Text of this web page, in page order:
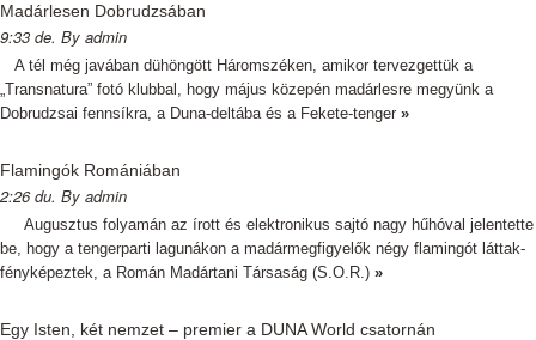
Madárlesen Dobrudzsában
9:33 de. By admin
A tél még javában dühöngött Háromszéken, amikor tervezgettük a
„Transnatura” fotó klubbal, hogy május közepén madárlesre megyünk a
Dobrudzsai fennsíkra, a Duna-deltába és a Fekete-tenger »
Flamingók Romániában
2:26 du. By admin
Augusztus folyamán az írott és elektronikus sajtó nagy hűhóval jelentette
be, hogy a tengerparti lagunákon a madármegfigyelők négy flamingót láttak-
fényképeztek, a Román Madártani Társaság (S.O.R.) »
Egy Isten, két nemzet – premier a DUNA World csatornán